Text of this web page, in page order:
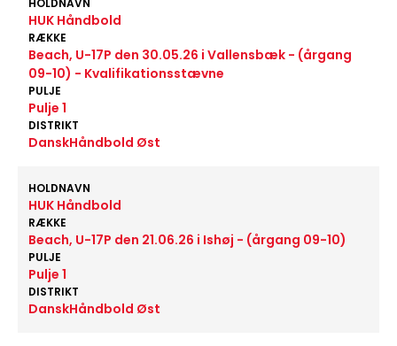
HOLDNAVN
HUK Håndbold
RÆKKE
Beach, U-17P den 30.05.26 i Vallensbæk - (årgang
09-10) - Kvalifikationsstævne
PULJE
Pulje 1
DISTRIKT
DanskHåndbold Øst
HOLDNAVN
HUK Håndbold
RÆKKE
Beach, U-17P den 21.06.26 i Ishøj - (årgang 09-10)
PULJE
Pulje 1
DISTRIKT
DanskHåndbold Øst